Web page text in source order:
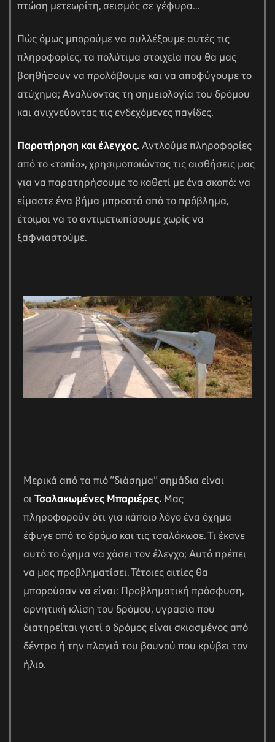
πτώση μετεωρίτη, σεισμός σε γέφυρα…
Πώς όμως μπορούμε να συλλέξουμε αυτές τις
πληροφορίες, τα πολύτιμα στοιχεία που θα μας
βοηθήσουν να προλάβουμε και να αποφύγουμε το
ατύχημα; Αναλύοντας τη σημειολογία του δρόμου
και ανιχνεύοντας τις ενδεχόμενες παγίδες.
Παρατήρηση και έλεγχος.Αντλούμε πληροφορίες
από το «τοπίο», χρησιμοποιώντας τις αισθήσεις μας
για να παρατηρήσουμε το καθετί με ένα σκοπό: να
είμαστε ένα βήμα μπροστά από το πρόβλημα,
έτοιμοι να το αντιμετωπίσουμε χωρίς να
ξαφνιαστούμε.
Μερικά από τα πιό “διάσημα” σημάδια είναι
οιΤσαλακωμένες Μπαριέρες. Μας
πληροφορούν ότι για κάποιο λόγο ένα όχημα
έφυγε από το δρόμο και τις τσαλάκωσε. Τι έκανε
αυτό το όχημα να χάσει τον έλεγχο; Αυτό πρέπει
να μας προβληματίσει. Τέτοιες αιτίες θα
μπορούσαν να είναι: Προβληματική πρόσφυση,
αρνητική κλίση του δρόμου, υγρασία που
διατηρείται γιατί ο δρόμος είναι σκιασμένος από
δέντρα ή την πλαγιά του βουνού που κρύβει τον
ήλιο.
στο